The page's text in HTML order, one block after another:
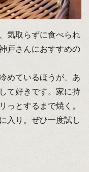
気取らずに食べられ
戸さんにおすすめの
めているほうが、あ
て好きです。家に持
っとするまで焼く。
入り。ぜひ一度試し